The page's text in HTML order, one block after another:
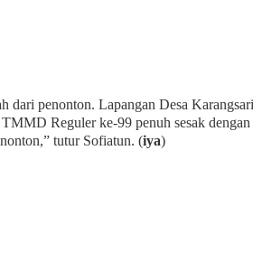
dari penonton. Lapangan Desa
Reguler ke-99 penuh sesak dengan
tutur Sofiatun. (iya)